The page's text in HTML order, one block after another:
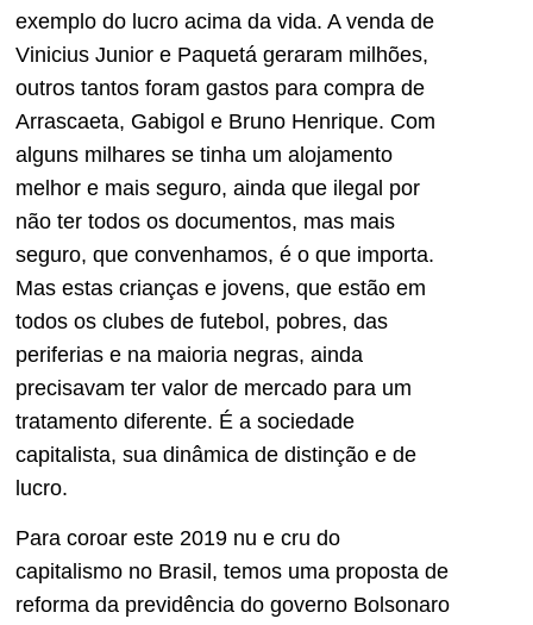
exemplo do lucro acima da vida. A venda de
Vinicius Junior e Paquetá geraram milhões,
outros tantos foram gastos para compra de
Arrascaeta, Gabigol e Bruno Henrique. Com
alguns milhares se tinha um alojamento
melhor e mais seguro, ainda que ilegal por
não ter todos os documentos, mas mais
seguro, que convenhamos, é o que importa.
Mas estas crianças e jovens, que estão em
todos os clubes de futebol, pobres, das
periferias e na maioria negras, ainda
precisavam ter valor de mercado para um
tratamento diferente. É a sociedade
capitalista, sua dinâmica de distinção e de
lucro.
Para coroar este 2019 nu e cru do
capitalismo no Brasil, temos uma proposta de
reforma da previdência do governo Bolsonaro